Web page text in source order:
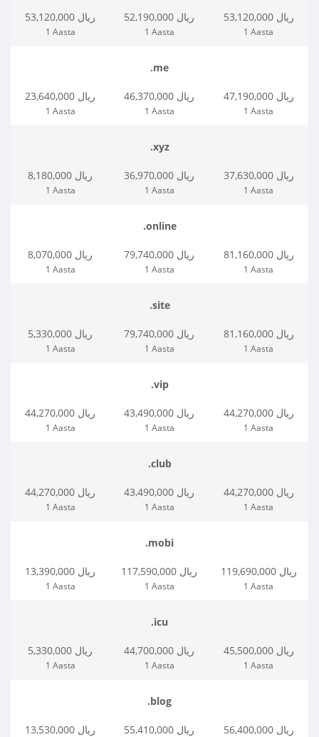
53,120,000 ریال
1 Aasta
52,190,000 ریال
1 Aasta
53,120,000 ریال
1 Aasta
.me
23,640,000 ریال
1 Aasta
46,370,000 ریال
1 Aasta
47,190,000 ریال
1 Aasta
.xyz
8,180,000 ریال
1 Aasta
36,970,000 ریال
1 Aasta
37,630,000 ریال
1 Aasta
.online
8,070,000 ریال
1 Aasta
79,740,000 ریال
1 Aasta
81,160,000 ریال
1 Aasta
.site
5,330,000 ریال
1 Aasta
79,740,000 ریال
1 Aasta
81,160,000 ریال
1 Aasta
.vip
44,270,000 ریال
1 Aasta
43,490,000 ریال
1 Aasta
44,270,000 ریال
1 Aasta
.club
44,270,000 ریال
1 Aasta
43,490,000 ریال
1 Aasta
44,270,000 ریال
1 Aasta
.mobi
13,390,000 ریال
1 Aasta
117,590,000 ریال
1 Aasta
119,690,000 ریال
1 Aasta
.icu
5,330,000 ریال
1 Aasta
44,700,000 ریال
1 Aasta
45,500,000 ریال
1 Aasta
.blog
13,530,000 ریال 55,410,000 ریال 56,400,000 ریال